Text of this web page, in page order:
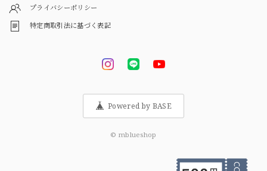
プライバシーポリシー
特定商取引法に基づく表記
Powered by BASE
© mblueshop